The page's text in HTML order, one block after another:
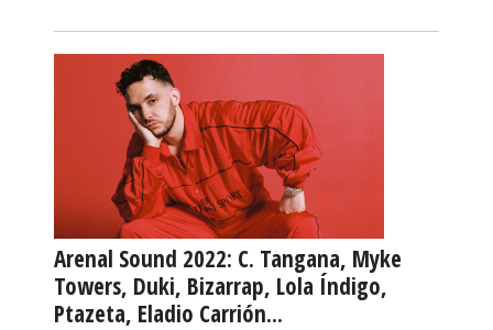
Arenal Sound 2022: C. Tangana, Myke
Towers, Duki, Bizarrap, Lola Índigo,
Ptazeta, Eladio Carrión...